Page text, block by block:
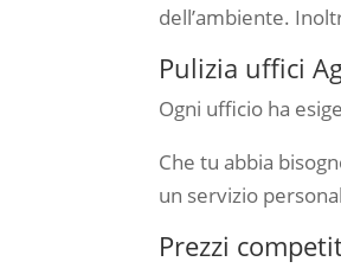
dell’ambiente.
Pulizia uffici
Ogni ufficio ha
Che tu abbia
un servizio
Prezzi